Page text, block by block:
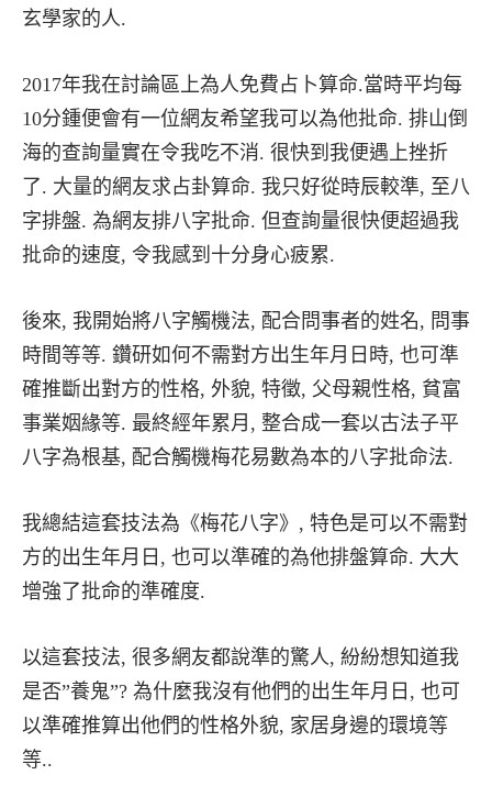
玄學家的人.
2017年我在討論區上為人免費占卜算命.當時平均每
10分鍾便會有一位網友希望我可以為他批命. 排山倒
海的查詢量實在令我吃不消. 很快到我便遇上挫折
了. 大量的網友求占卦算命. 我只好從時辰較準, 至八
字排盤. 為網友排八字批命. 但查詢量很快便超過我
批命的速度, 令我感到十分身心疲累.
後來, 我開始將八字觸機法, 配合問事者的姓名, 問事
時間等等. 鑽研如何不需對方出生年月日時, 也可準
確推斷出對方的性格, 外貌, 特徵, 父母親性格, 貧富
事業姻緣等. 最終經年累月, 整合成一套以古法子平
八字為根基, 配合觸機梅花易數為本的八字批命法.
我總結這套技法為《梅花八字》, 特色是可以不需對
方的出生年月日, 也可以準確的為他排盤算命. 大大
增強了批命的準確度.
以這套技法, 很多網友都說準的驚人, 紛紛想知道我
是否”養鬼”? 為什麼我沒有他們的出生年月日, 也可
以準確推算出他們的性格外貌, 家居身邊的環境等
等..